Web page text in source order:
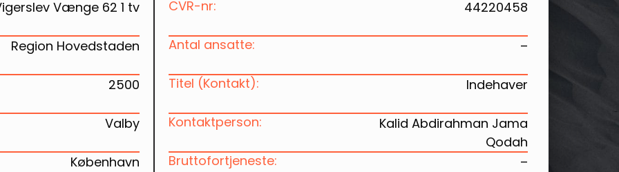
Vænge 62 1 tv
Region Hovedstaden
2500
Valby
København
CVR-nr: 44220458
Antal ansatte: –
Titel (Kontakt): Indehaver
Kontaktperson:
Kalid Abdirahman Jama
Qodah
Bruttofortjeneste:
–